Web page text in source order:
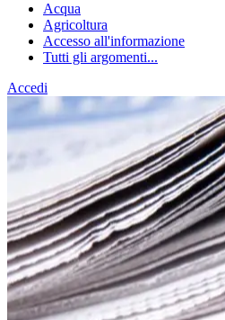
Acqua
Agricoltura
Accesso all'informazione
Tutti gli argomenti...
Accedi